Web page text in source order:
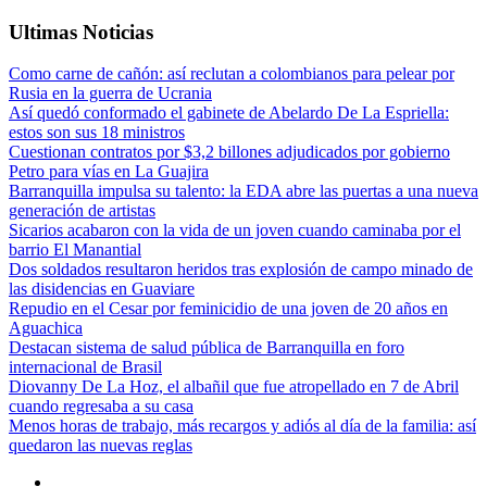
Ultimas Noticias
Como carne de cañón: así reclutan a colombianos para pelear por
Rusia en la guerra de Ucrania
Así quedó conformado el gabinete de Abelardo De La Espriella:
estos son sus 18 ministros
Cuestionan contratos por $3,2 billones adjudicados por gobierno
Petro para vías en La Guajira
Barranquilla impulsa su talento: la EDA abre las puertas a una nueva
generación de artistas
Sicarios acabaron con la vida de un joven cuando caminaba por el
barrio El Manantial
Dos soldados resultaron heridos tras explosión de campo minado de
las disidencias en Guaviare
Repudio en el Cesar por feminicidio de una joven de 20 años en
Aguachica
Destacan sistema de salud pública de Barranquilla en foro
internacional de Brasil
Diovanny De La Hoz, el albañil que fue atropellado en 7 de Abril
cuando regresaba a su casa
Menos horas de trabajo, más recargos y adiós al día de la familia: así
quedaron las nuevas reglas